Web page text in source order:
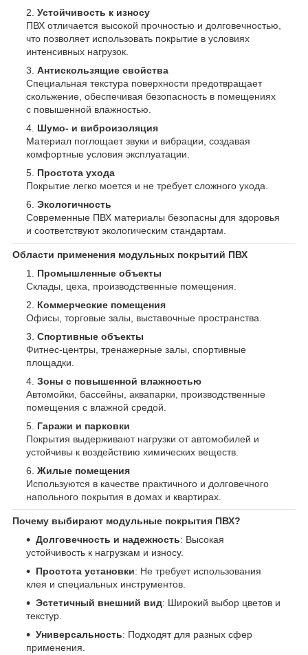
Устойчивость к износу
ПВХ отличается высокой прочностью и долговечностью,
что позволяет использовать покрытие в условиях
интенсивных нагрузок.
Антискользящие свойства
Специальная текстура поверхности предотвращает
скольжение, обеспечивая безопасность в помещениях
с повышенной влажностью.
Шумо- и виброизоляция
Материал поглощает звуки и вибрации, создавая
комфортные условия эксплуатации.
Простота ухода
Покрытие легко моется и не требует сложного ухода.
Экологичность
Современные ПВХ материалы безопасны для здоровья
и соответствуют экологическим стандартам.
Области применения модульных покрытий ПВХ
Промышленные объекты
Склады, цеха, производственные помещения.
Коммерческие помещения
Офисы, торговые залы, выставочные пространства.
Спортивные объекты
Фитнес-центры, тренажерные залы, спортивные
площадки.
Зоны с повышенной влажностью
Автомойки, бассейны, аквапарки, производственные
помещения с влажной средой.
Гаражи и парковки
Покрытия выдерживают нагрузки от автомобилей и
устойчивы к воздействию химических веществ.
Жилые помещения
Используются в качестве практичного и долговечного
напольного покрытия в домах и квартирах.
Почему выбирают модульные покрытия ПВХ?
Долговечность и надежность: Высокая
устойчивость к нагрузкам и износу.
Простота установки: Не требует использования
клея и специальных инструментов.
Эстетичный внешний вид: Широкий выбор цветов и
текстур.
Универсальность: Подходят для разных сфер
применения.